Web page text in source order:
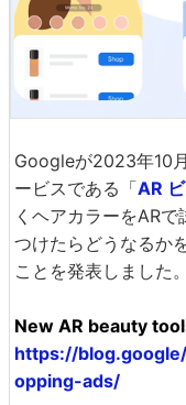
Googleが2023年10
ービスである「AR
くヘアカラーをAR
つけたらどうなるか
ことを発表しました。
New AR beauty
https://
opping-ads/